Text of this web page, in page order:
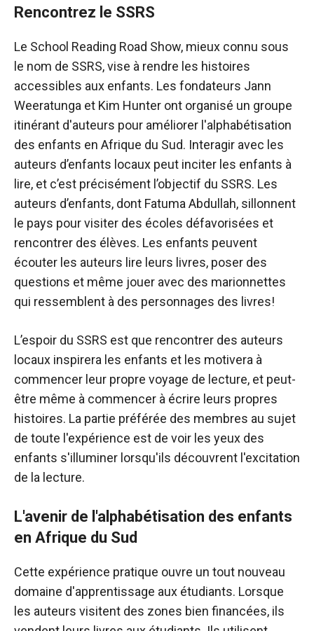
Rencontrez le SSRS
Le School Reading Road Show, mieux connu sous
le nom de SSRS, vise à rendre les histoires
accessibles aux enfants. Les fondateurs Jann
Weeratunga et Kim Hunter ont organisé un groupe
itinérant d'auteurs pour améliorer l'alphabétisation
des enfants en Afrique du Sud. Interagir avec les
auteurs d’enfants locaux peut inciter les enfants à
lire, et c’est précisément l’objectif du SSRS. Les
auteurs d’enfants, dont Fatuma Abdullah, sillonnent
le pays pour visiter des écoles défavorisées et
rencontrer des élèves. Les enfants peuvent
écouter les auteurs lire leurs livres, poser des
questions et même jouer avec des marionnettes
qui ressemblent à des personnages des livres!
L’espoir du SSRS est que rencontrer des auteurs
locaux inspirera les enfants et les motivera à
commencer leur propre voyage de lecture, et peut-
être même à commencer à écrire leurs propres
histoires. La partie préférée des membres au sujet
de toute l'expérience est de voir les yeux des
enfants s'illuminer lorsqu'ils découvrent l'excitation
de la lecture.
L'avenir de l'alphabétisation des enfants
en Afrique du Sud
Cette expérience pratique ouvre un tout nouveau
domaine d'apprentissage aux étudiants. Lorsque
les auteurs visitent des zones bien financées, ils